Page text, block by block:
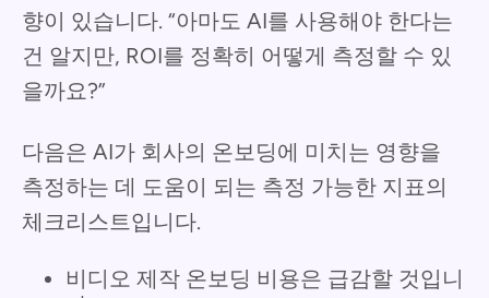
향이 있습니다. “아마도 AI를 사용해야 한다는
건 알지만, ROI를 정확히 어떻게 측정할 수 있
을까요?”
다음은 AI가 회사의 온보딩에 미치는 영향을
측정하는 데 도움이 되는 측정 가능한 지표의
체크리스트입니다.
비디오 제작 온보딩 비용은 급감할 것입니